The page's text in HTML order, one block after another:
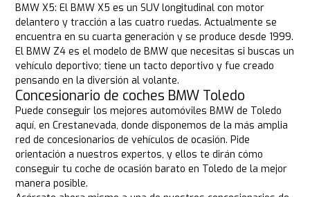
BMW X5: El BMW X5 es un SUV longitudinal con motor
delantero y tracción a las cuatro ruedas. Actualmente se
encuentra en su cuarta generación y se produce desde 1999.
El BMW Z4 es el modelo de BMW que necesitas si buscas un
vehículo deportivo; tiene un tacto deportivo y fue creado
pensando en la diversión al volante.
Concesionario de coches BMW Toledo
Puede conseguir los mejores automóviles BMW de Toledo
aquí, en Crestanevada, donde disponemos de la más amplia
red de concesionarios de vehículos de ocasión. Pide
orientación a nuestros expertos, y ellos te dirán cómo
conseguir tu coche de ocasión barato en Toledo de la mejor
manera posible.